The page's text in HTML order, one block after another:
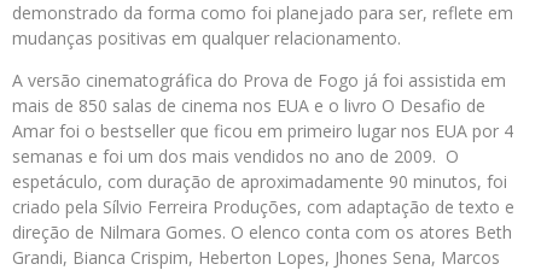
demonstrado da forma como foi planejado para ser, reflete em
mudanças positivas em qualquer relacionamento.
A versão cinematográfica do Prova de Fogo já foi assistida em
mais de 850 salas de cinema nos EUA e o livro O Desafio de
Amar foi o bestseller que ficou em primeiro lugar nos EUA por 4
semanas e foi um dos mais vendidos no ano de 2009. O
espetáculo, com duração de aproximadamente 90 minutos, foi
criado pela Sílvio Ferreira Produções, com adaptação de texto e
direção de Nilmara Gomes. O elenco conta com os atores Beth
Grandi, Bianca Crispim, Heberton Lopes, Jhones Sena, Marcos